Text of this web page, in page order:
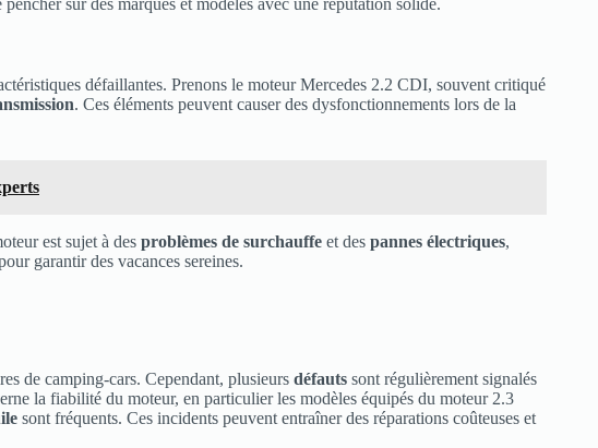
défaillantes. Prenons le moteur Mercedes 2.2 CDI, souvent critiqué
. Ces éléments peuvent causer des dysfonctionnements lors de la
est sujet à des problèmes de surchauffe et des pannes électriques,
garantir des vacances sereines.
de camping-cars. Cependant, plusieurs défauts sont régulièrement signalés
la fiabilité du moteur, en particulier les modèles équipés du moteur 2.3
sont fréquents. Ces incidents peuvent entraîner des réparations coûteuses et